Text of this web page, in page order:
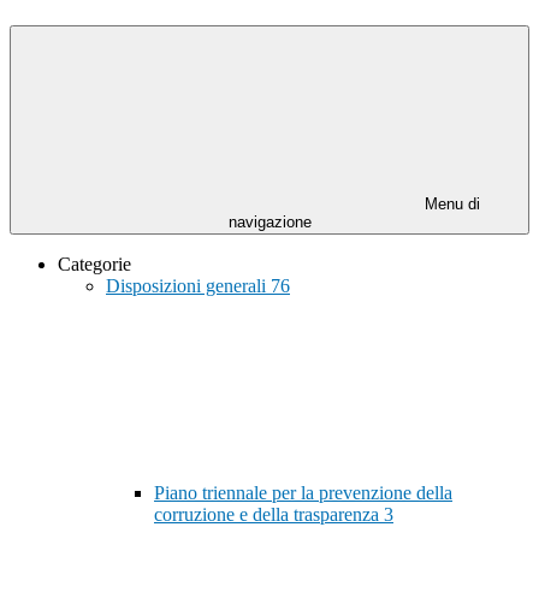
Menu di
navigazione
Categorie
Disposizioni generali 76
Piano triennale per la prevenzione della
corruzione e della trasparenza 3